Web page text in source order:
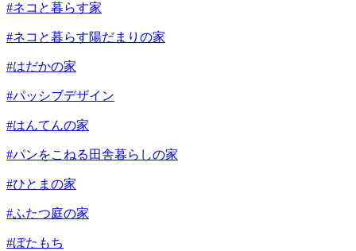
#ネコと暮らす家
#ネコと暮らす陽だまりの家
#はだかの家
#パッシブデザイン
#はんてんの家
#パンをこねる田舎暮らしの家
#ひとまの家
#ふたつ庭の家
#ぼたもち